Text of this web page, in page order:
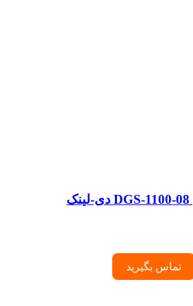
تماس بگیرید